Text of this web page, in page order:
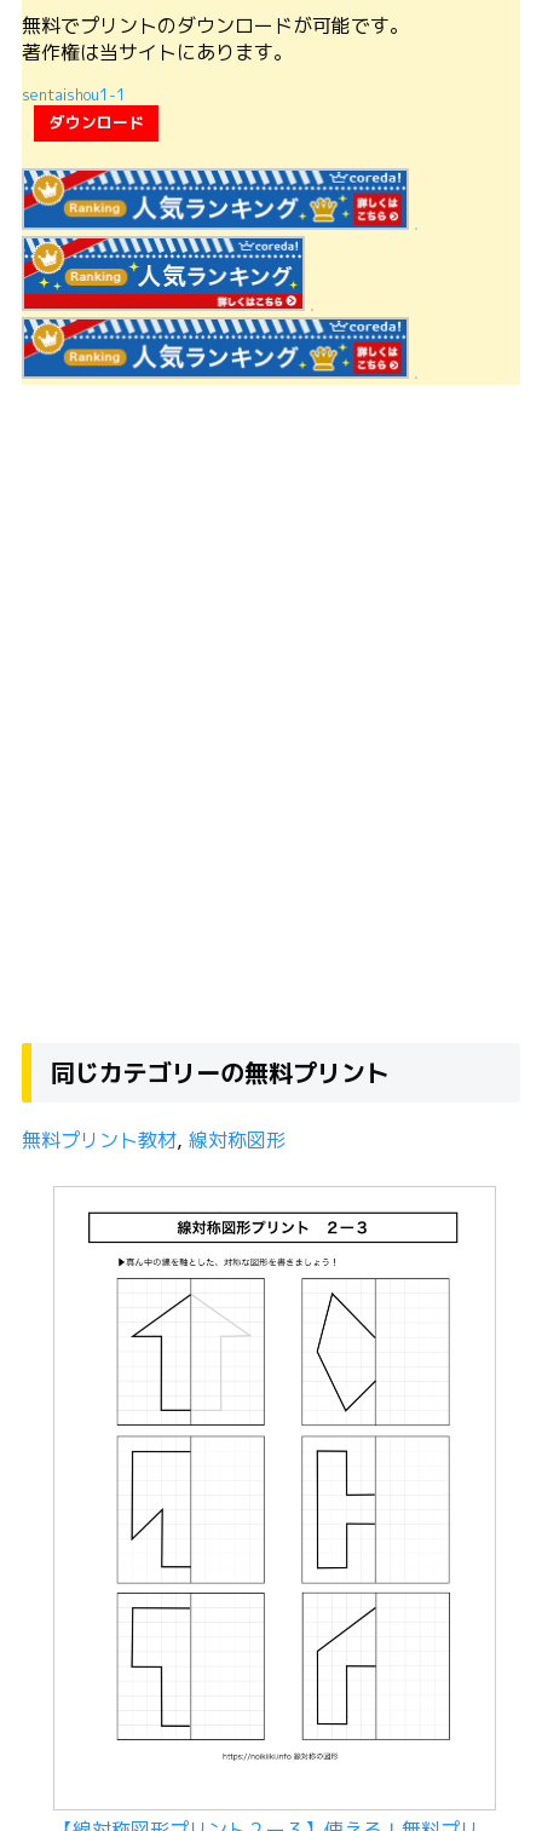
無料でプリントのダウンロードが可能です。
著作権は当サイトにあります。
sentaishou1-1
ダウンロード
同じカテゴリーの無料プリント
無料プリント教材, 線対称図形